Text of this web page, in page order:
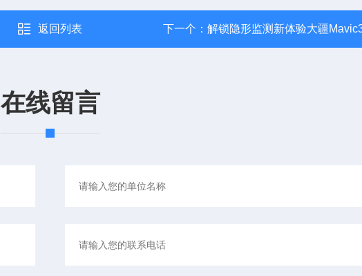
返回列表 下一个： 解锁隐形监测新体验大疆
在线留言